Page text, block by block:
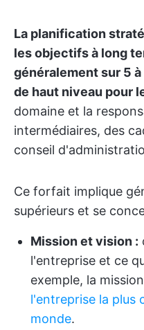
La planification
les objectifs à long
généralement sur 5
de haut niveau pour
domaine et la
intermédiaires, des
conseil
Ce forfait implique
supérieurs et se
Mission et vision :
l'entreprise et ce
exemple, la
l'entreprise la plus
monde.